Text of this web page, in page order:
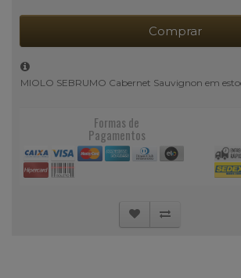
Comprar
MIOLO SEBRUMO Cabernet Sauvignon em
Formas de
Pagamentos